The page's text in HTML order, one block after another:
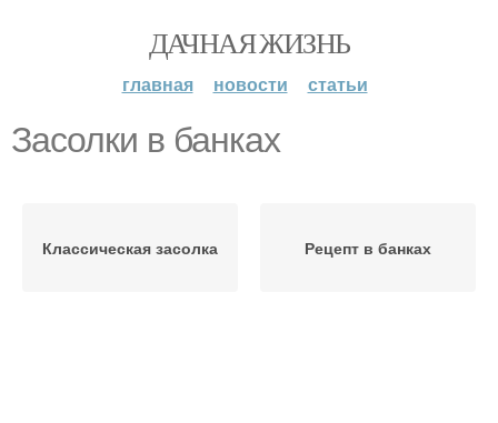
ДАЧНАЯ ЖИЗНЬ
главная новости статьи
Засолки в банках
Классическая засолка Рецепт в банках